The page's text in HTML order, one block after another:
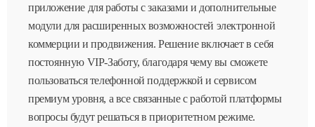
приложение для работы с заказами и дополнительные
модули для расширенных возможностей электронной
коммерции и продвижения. Решение включает в себя
постоянную VIP-Заботу, благодаря чему вы сможете
пользоваться телефонной поддержкой и сервисом
премиум уровня, а все связанные с работой платформы
вопросы будут решаться в приоритетном режиме.